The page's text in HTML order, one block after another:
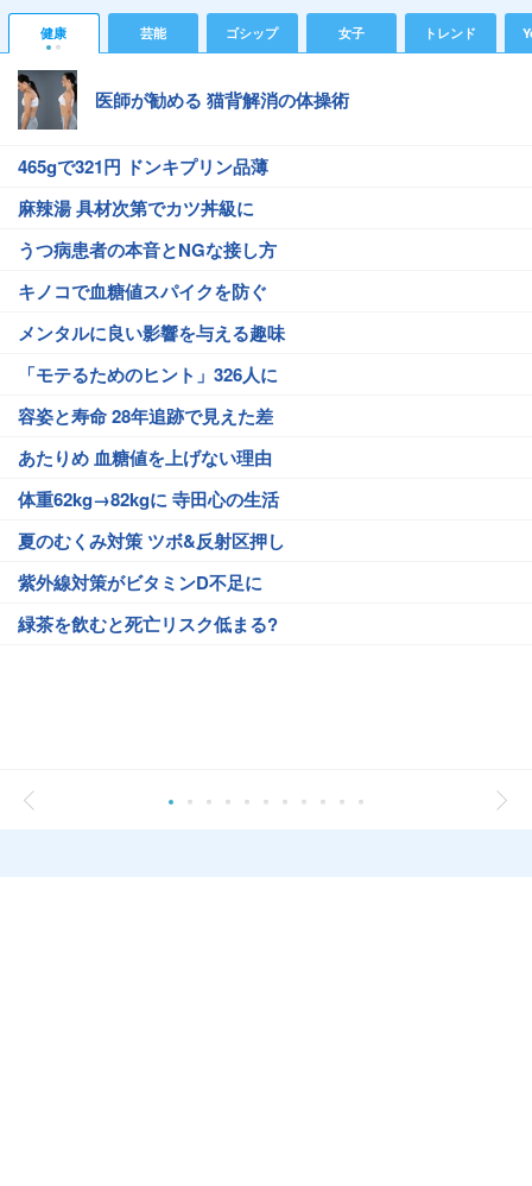
健康 芸能 ゴシップ 女子 トレンド
医師が勧める 猫背解消の体操術
465gで321円 ドンキプリン品薄
麻辣湯 具材次第でカツ丼級に
うつ病患者の本音とNGな接し方
キノコで血糖値スパイクを防ぐ
メンタルに良い影響を与える趣味
「モテるためのヒント」326人に
容姿と寿命 28年追跡で見えた差
あたりめ 血糖値を上げない理由
体重62kg→82kgに 寺田心の生活
夏のむくみ対策 ツボ&反射区押し
紫外線対策がビタミンD不足に
緑茶を飲むと死亡リスク低まる?